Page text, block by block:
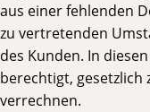
aus einer fehlenden
zu vertretenden
des Kunden. In
berechtigt, gesetzlich
verrechnen.